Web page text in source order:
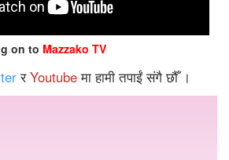
on to Mazzako TV
रYoutubeमा हामी तपाईं संगै छौँ ।